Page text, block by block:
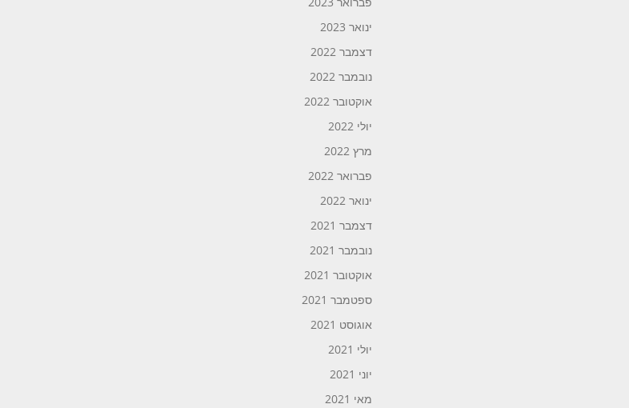
ינואר 2023
דצמבר 2022
נובמבר 2022
אוקטובר 2022
יולי 2022
מרץ 2022
פברואר 2022
ינואר 2022
דצמבר 2021
נובמבר 2021
אוקטובר 2021
ספטמבר 2021
אוגוסט 2021
יולי 2021
יוני 2021
מאי 2021